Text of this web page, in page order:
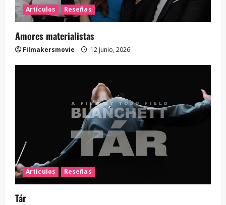
Artículos Reseñas
Amores materialistas
Filmakersmovie 12 junio, 2026
Artículos Reseñas
Tár